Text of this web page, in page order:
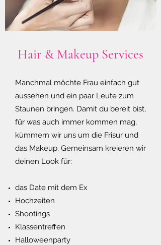
Hair & Makeup Services
Manchmal möchte Frau einfach gut
aussehen und ein paar Leute zum
Staunen bringen. Damit du bereit bist,
für was auch immer kommen mag,
kümmern wir uns um die Frisur und
das Makeup. Gemeinsam kreieren wir
deinen Look für:
das Date mit dem Ex
Hochzeiten
Shootings
Klassentreffen
Halloweenparty